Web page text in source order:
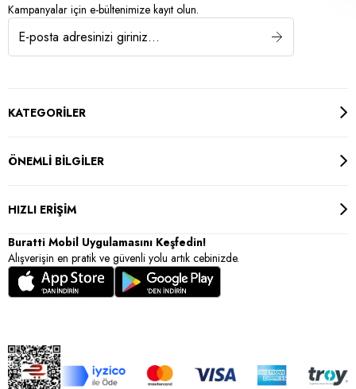
Kampanyalar için e-bültenimize kayıt olun.
KATEGORİLER
ÖNEMLİ BİLGİLER
HIZLI ERİŞİM
Buratti Mobil Uygulamasını Keşfedin!
Alışverişin en pratik ve güvenli yolu artık cebinizde.